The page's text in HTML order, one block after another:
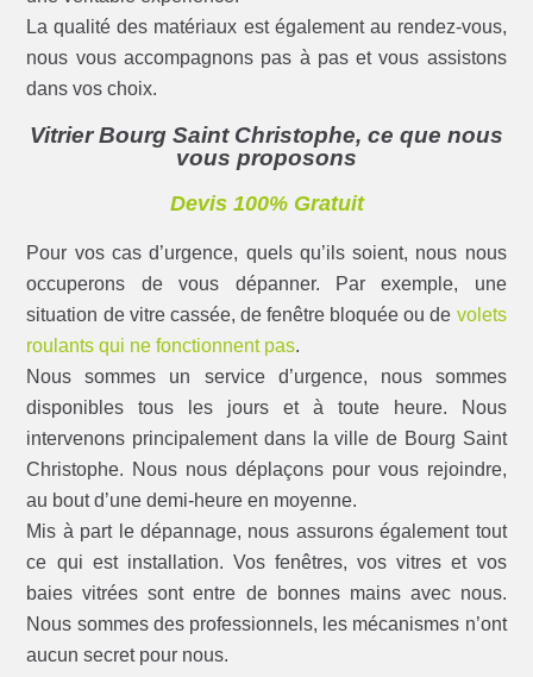
La qualité des matériaux est également au rendez-vous,
nous vous accompagnons pas à pas et vous assistons
dans vos choix.
Vitrier Bourg Saint Christophe, ce que nous
vous proposons
Devis 100% Gratuit
Pour vos cas d’urgence, quels qu’ils soient, nous nous
occuperons de vous dépanner. Par exemple, une
situation de vitre cassée, de fenêtre bloquée ou de volets
roulants qui ne fonctionnent pas.
Nous sommes un service d’urgence, nous sommes
disponibles tous les jours et à toute heure. Nous
intervenons principalement dans la ville de Bourg Saint
Christophe. Nous nous déplaçons pour vous rejoindre,
au bout d’une demi-heure en moyenne.
Mis à part le dépannage, nous assurons également tout
ce qui est installation. Vos fenêtres, vos vitres et vos
baies vitrées sont entre de bonnes mains avec nous.
Nous sommes des professionnels, les mécanismes n’ont
aucun secret pour nous.